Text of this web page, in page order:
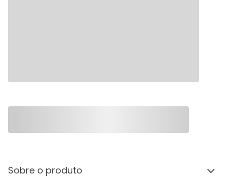
Sobre o produto